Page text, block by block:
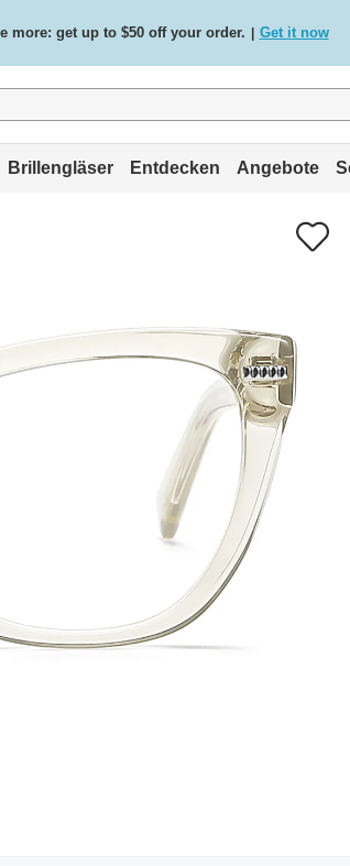
more: get up to $50 off your order. Get it now
delivery on all orders / Shop now.
Brillengläser Entdecken Angebote